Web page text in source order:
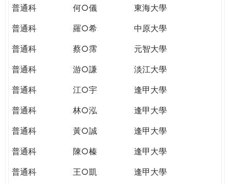
普通科
何○儀
東海大學
普通科
羅○希
中原大學
普通科
蔡○霈
元智大學
普通科
游○謙
淡江大學
普通科
江○宇
逢甲大學
普通科
林○泓
逢甲大學
普通科
黃○誠
逢甲大學
普通科
陳○榛
逢甲大學
普通科
王○凱
逢甲大學